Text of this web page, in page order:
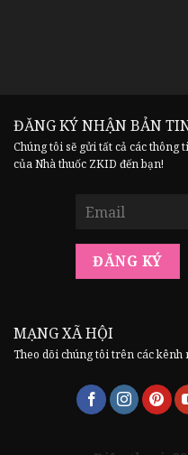
ĐĂNG KÝ NHẬN BẢN
Chúng tôi sẽ gửi tất cả các
của Nhà thuốc ZKID đến bạn!
MẠNG XÃ HỘI
Theo dõi chúng tôi trên các kênh